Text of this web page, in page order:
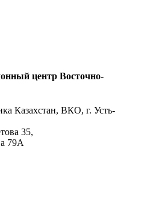
центр Восточно-
Казахстан, ВКО, г. Усть-
35,
79А